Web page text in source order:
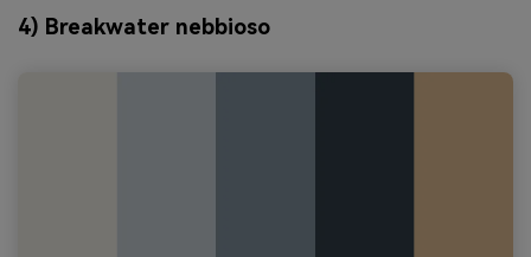
4) Breakwater nebbioso